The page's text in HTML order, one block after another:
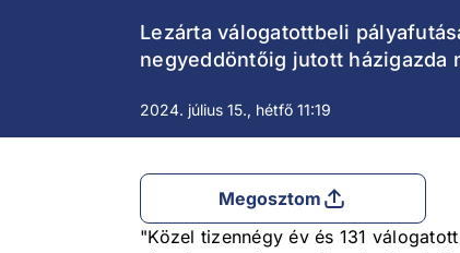
Lezárta válogatottbeli
negyeddöntőig jutott házigazda
2024. július 15., hétfő 11:19
Megosztom
"Közel tizennégy év és 131